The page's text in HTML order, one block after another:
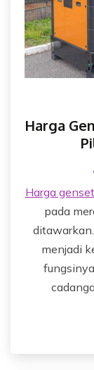
Harga
Harga
pada
menjadi